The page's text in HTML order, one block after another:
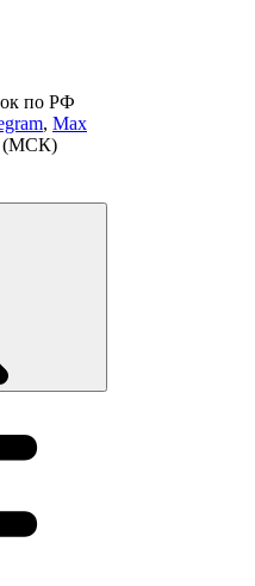
по РФ
, Max
(МСК)